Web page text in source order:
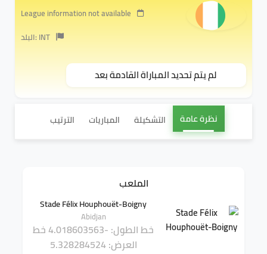
League information not available
البلد: INT
لم يتم تحديد المباراة القادمة بعد
نظرة عامة التشكيلة المباريات الترتيب
الملعب
Stade Félix Houphouët-Boigny
Abidjan
خط الطول: -4.018603563
خط
العرض: 5.328284524